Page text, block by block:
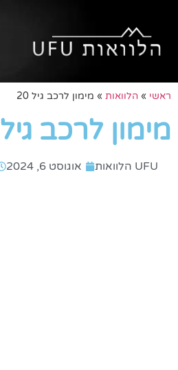
ראשי » הלוואות » מימון לרכב גיל 20
מימון לרכב גיל 20
UFU הלוואות אוגוסט 6, 2024